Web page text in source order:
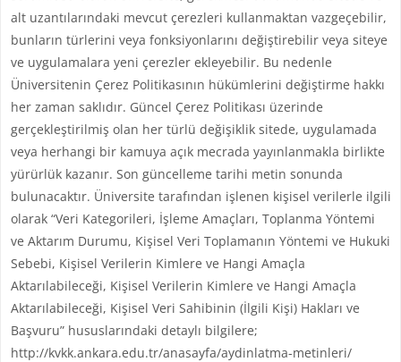
alt uzantılarındaki mevcut çerezleri kullanmaktan vazgeçebilir,
bunların türlerini veya fonksiyonlarını değiştirebilir veya siteye
ve uygulamalara yeni çerezler ekleyebilir. Bu nedenle
Üniversitenin Çerez Politikasının hükümlerini değiştirme hakkı
her zaman saklıdır. Güncel Çerez Politikası üzerinde
gerçekleştirilmiş olan her türlü değişiklik sitede, uygulamada
veya herhangi bir kamuya açık mecrada yayınlanmakla birlikte
yürürlük kazanır. Son güncelleme tarihi metin sonunda
bulunacaktır. Üniversite tarafından işlenen kişisel verilerle ilgili
olarak “Veri Kategorileri, İşleme Amaçları, Toplanma Yöntemi
ve Aktarım Durumu, Kişisel Veri Toplamanın Yöntemi ve Hukuki
Sebebi, Kişisel Verilerin Kimlere ve Hangi Amaçla
Aktarılabileceği, Kişisel Verilerin Kimlere ve Hangi Amaçla
Aktarılabileceği, Kişisel Veri Sahibinin (İlgili Kişi) Hakları ve
Başvuru” hususlarındaki detaylı bilgilere;
http://kvkk.ankara.edu.tr/anasayfa/aydinlatma-metinleri/